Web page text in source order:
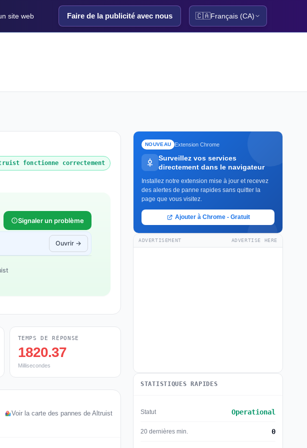
site web Faire de la publicité avec nous 🇨🇦Français (CA)
fonctionne correctement
Signaler un problème
Ouvrir →
TEMPS DE RÉPONSE
1820.37
Millisecondes
Voir la carte des pannes de Altruist
NOUVEAU Extension Chrome
Surveillez vos services
directement dans le navigateur
Installez notre extension mise à jour et recevez
des alertes de panne rapides sans quitter la
page que vous visitez.
Ajouter à Chrome - Gratuit
ADVERTISEMENT ADVERTISE HERE
STATISTIQUES RAPIDES
Statut Operational
20 dernières min. 0